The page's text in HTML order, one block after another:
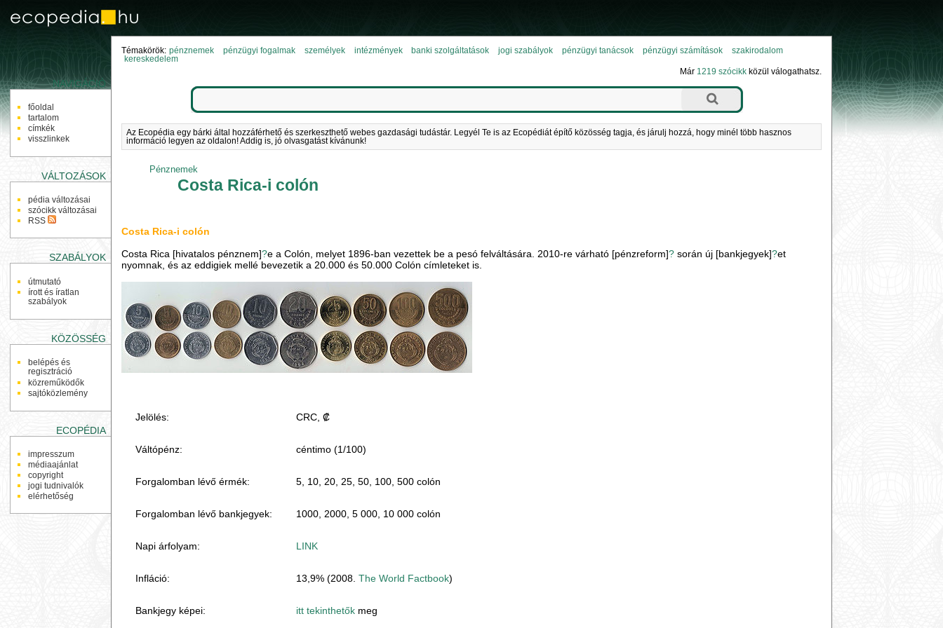
NAVIGÁCIÓ
főoldal
tartalom
címkék
visszlinkek
VÁLTOZÁSOK
pédia változásai
szócikk változásai
RSS
SZABÁLYOK
útmutató
írott és íratlan
szabályok
KÖZÖSSÉG
belépés és
regisztráció
közreműködők
sajtóközlemény
ECOPÉDIA
impresszum
médiaajánlat
copyright
jogi tudnivalók
elérhetőség
Témakörök: pénznemek pénzügyi fogalmak személyek intézmények banki szolgáltatások jogi szabályok pénzügyi tanácsok pénzügyi számítások
szakirodalom
kereskedelem
Már 1219 szócikkközül válogathatsz.
Az Ecopédia egy bárki által hozzáférhető és szerkeszthető webes gazdasági tudástár. Legyél Te is az Ecopédiát építő közösség tagja, és járulj hozzá, hogy minél több hasznos
információ legyen az oldalon! Addig is, jó olvasgatást kívánunk!
Pénznemek
Costa Rica-i colón
Costa Rica-i colón
Costa Rica [hivatalos pénznem]?e a Colón, melyet 1896-ban vezettek be a pesó felváltására. 2010-re várható [pénzreform]? során új [bankjegyek]?et
nyomnak, és az eddigiek mellé bevezetik a 20.000 és 50.000 Colón címleteket is.
Jelölés: CRC, ₡
Váltópénz: céntimo (1/100)
Forgalomban lévő érmék: 5, 10, 20, 25, 50, 100, 500 colón
Forgalomban lévő bankjegyek: 1000, 2000, 5 000, 10 000 colón
Napi árfolyam: LINK
Infláció: 13,9% (2008.The World Factbook)
Bankjegy képei: itt tekinthetők meg